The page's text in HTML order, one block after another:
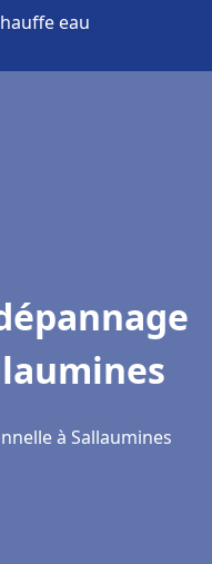
eau
à Sallaumines